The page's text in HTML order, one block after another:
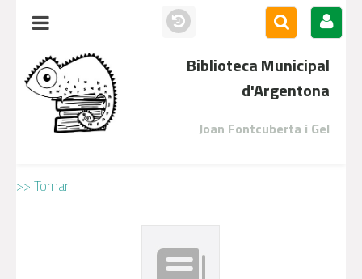
Biblioteca Municipal
d'Argentona
Joan Fontcuberta i Gel
>> Tornar